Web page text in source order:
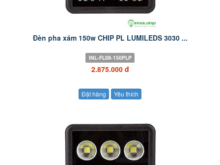
Đèn pha xám 150w CHIP PL LUMILEDS 3030 ...
INL-FL08-150PLP
2.875.000 đ
Đặt hàng Yêu thích